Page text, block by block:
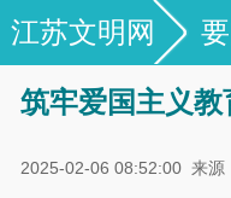
江苏文明网
筑牢爱国主义
2025-02-06 08:52:00 来源